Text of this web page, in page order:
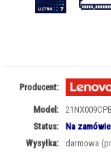
Producent:
Model:
21NX009CPB
Status:
Na
Wysyłka:
darmowa